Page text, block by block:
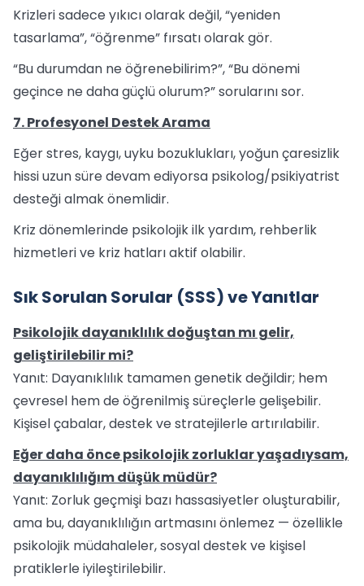
Krizleri sadece yıkıcı olarak değil, “yeniden
tasarlama”, “öğrenme” fırsatı olarak gör.
“Bu durumdan ne öğrenebilirim?”, “Bu dönemi
geçince ne daha güçlü olurum?” sorularını sor.
7. Profesyonel Destek Arama
Eğer stres, kaygı, uyku bozuklukları, yoğun çaresizlik
hissi uzun süre devam ediyorsa psikolog/psikiyatrist
desteği almak önemlidir.
Kriz dönemlerinde psikolojik ilk yardım, rehberlik
hizmetleri ve kriz hatları aktif olabilir.
Sık Sorulan Sorular (SSS) ve Yanıtlar
Psikolojik dayanıklılık doğuştan mı gelir,
geliştirilebilir mi?
Yanıt: Dayanıklılık tamamen genetik değildir; hem
çevresel hem de öğrenilmiş süreçlerle gelişebilir.
Kişisel çabalar, destek ve stratejilerle artırılabilir.
Eğer daha önce psikolojik zorluklar yaşadıysam,
dayanıklılığım düşük müdür?
Yanıt: Zorluk geçmişi bazı hassasiyetler oluşturabilir,
ama bu, dayanıklılığın artmasını önlemez — özellikle
psikolojik müdahaleler, sosyal destek ve kişisel
pratiklerle iyileştirilebilir.